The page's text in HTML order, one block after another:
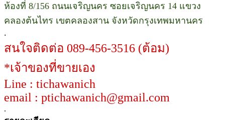
ห้องที่ 8/156 ถนนเจริญนคร ซอยเจริญนคร 14 แขวง
คลองต้นไทร เขตคลองสาน จังหวัดกรุงเทพมหานคร
.
สนใจติดต่อ 089-456-3516 (ต้อม)
*เจ้าของที่ขายเอง
Line : tichawanich
email : ptichawanich@gmail.com
.